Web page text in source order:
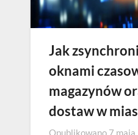
Jak
oknami
magazynów
dostaw w
Opublikowano 7